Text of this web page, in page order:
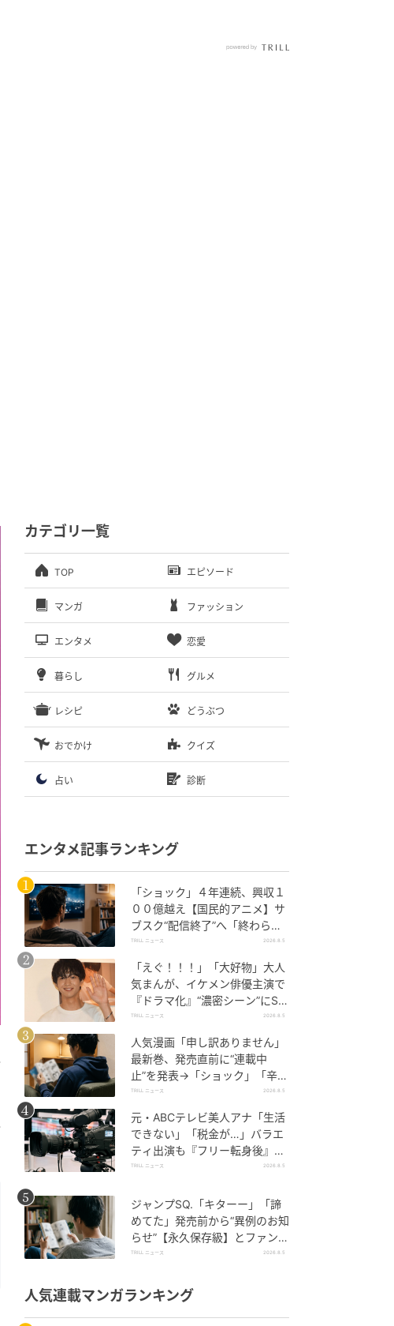
カテゴリ一覧
TOP エピソード
マンガ ファッション
エンタメ 恋愛
暮らし グルメ
レシピ どうぶつ
おでかけ クイズ
占い 診断
エンタメ記事ランキング
「ショック」４年連続、興収１
００億越え【国民的アニメ】サ
ブスク“配信終了”へ「終わらな
いで」SNS悲しみの声
TRILL ニュース 2026.8.5
「えぐ！！！」「大好物」大人
気まんが、イケメン俳優主演で
『ドラマ化』“濃密シーン”にSN
S悶絶
TRILL ニュース 2026.8.5
人気漫画「申し訳ありません」
最新巻、発売直前に“連載中
止”を発表→「ショック」「辛
い」SNS憔悴
TRILL ニュース 2026.8.5
元・ABCテレビ美人アナ「生活
できない」「税金が…」バラエ
ティ出演も『フリー転身後』
の“厳しい現実”を暴露
TRILL ニュース 2026.8.5
ジャンプSQ.「キターー」「諦
めてた」発売前から“異例のお知
らせ”【永久保存級】とファン大
騒ぎのワケ
TRILL ニュース 2026.8.5
人気連載マンガランキング